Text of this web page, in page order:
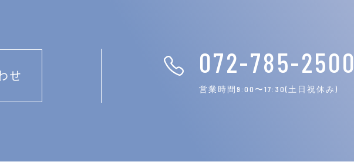
せ 072-785-2500
営業時間9:00〜17:30(土日祝休み)